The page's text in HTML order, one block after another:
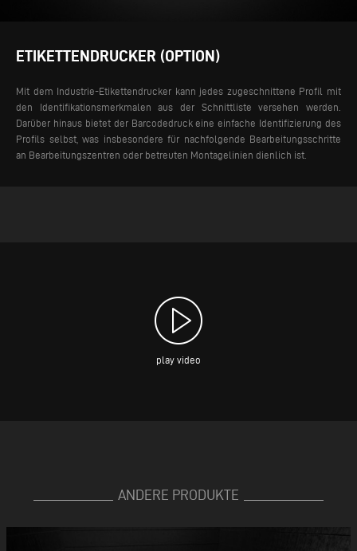
ETIKETTENDRUCKER (OPTION)
Mit dem Industrie-Etikettendrucker kann jedes zugeschnittene Profil mit
den Identifikationsmerkmalen aus der Schnittliste versehen werden.
Darüber hinaus bietet der Barcodedruck eine einfache Identifizierung des
Profils selbst, was insbesondere für nachfolgende Bearbeitungsschritte
an Bearbeitungszentren oder betreuten Montagelinien dienlich ist.
play video
ANDERE PRODUKTE